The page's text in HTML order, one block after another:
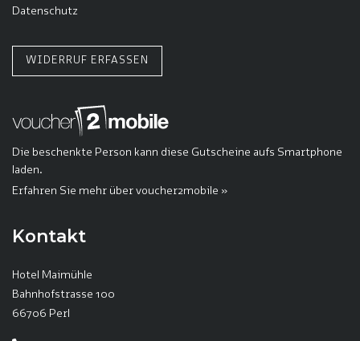
Datenschutz
WIDERRUF ERFASSEN
Die beschenkte Person kann diese Gutscheine aufs Smartphone
laden.
Erfahren Sie mehr über voucher2mobile »
Kontakt
Hotel Maimühle
Bahnhofstrasse 100
66706 Perl